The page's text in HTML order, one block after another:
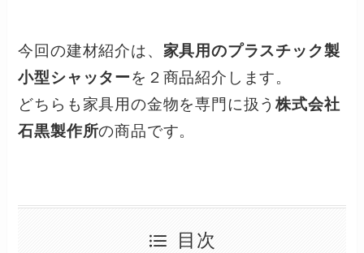
今回の建材紹介は、 家具用のプラスチック製
小型シャッターを２商品紹介します。
どちらも家具用の金物を専門に扱う株式会社
石黒製作所の商品です。
目次